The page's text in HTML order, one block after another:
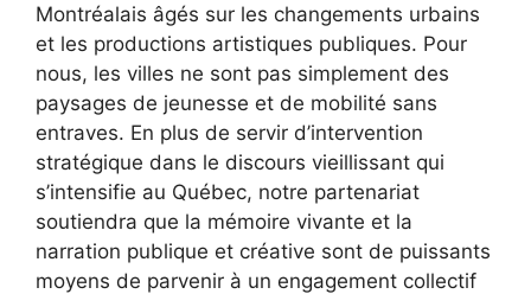
Montréalais âgés sur les changements urbains
et les productions artistiques publiques. Pour
nous, les villes ne sont pas simplement des
paysages de jeunesse et de mobilité sans
entraves. En plus de servir d’intervention
stratégique dans le discours vieillissant qui
s’intensifie au Québec, notre partenariat
soutiendra que la mémoire vivante et la
narration publique et créative sont de puissants
moyens de parvenir à un engagement collectif